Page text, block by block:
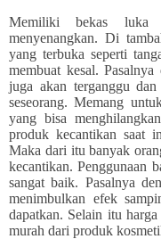
Memiliki bekas luka
menyenangkan. Di
yang terbuka seperti
membuat kesal.
juga akan terganggu
seseorang. Memang
yang bisa
produk kecantikan saat
Maka dari itu banyak
kecantikan. Penggunaan
sangat baik. Pasalnya
menimbulkan efek
dapatkan. Selain itu
murah dari produk